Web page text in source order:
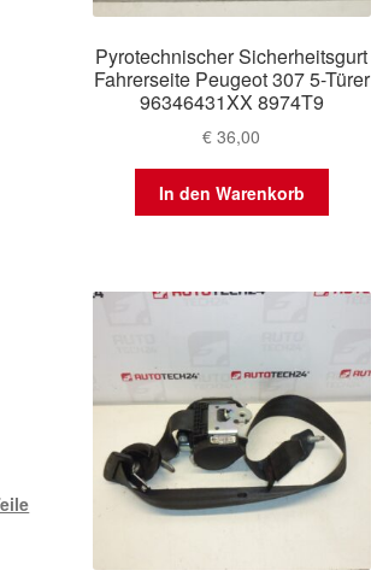
Pyrotechnischer Sicherheitsgurt
Fahrerseite Peugeot 307 5-Türer
96346431XX 8974T9
€ 36,00
In den Warenkorb